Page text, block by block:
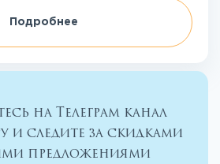
Подробнее
на Телеграм канал
и следите за скидками
предложениями